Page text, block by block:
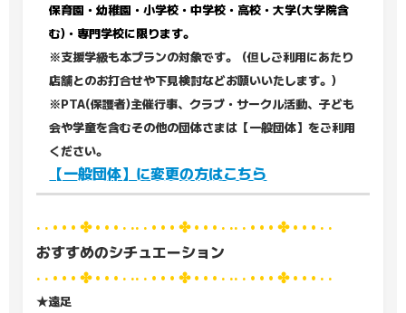
保育園・幼稚園・小学校・中学校・高校・大学(大学院含
む)・専門学校に限ります。
※支援学級も本プランの対象です。
(但しご利用にあたり
店舗とのお打合せや下見検討などお願いいたします。)
※PTA(保護者)主催行事、クラブ・サークル活動、子ども
会や学童を含むその他の団体さまは【一般団体】をご利用
ください。
【一般団体】に変更の方はこちら
· · • • • ✤ • • • · ·· · • • • ✤ • • • · ·· · • • • ✤ • • • · ·
おすすめのシチュエーション
· · • • • ✤ • • • · ·· · • • • ✤ • • • · ·· · • • • ✤ • • • · ·
★遠足